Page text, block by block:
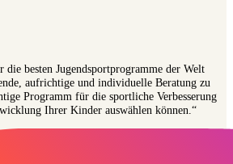
die besten Jugendsportprogramme der Welt
aufrichtige und individuelle Beratung zu
Programm für die sportliche Verbesserung
Ihrer Kinder auswählen können.“